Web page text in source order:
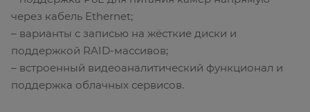
через кабель Ethernet;
– варианты с записью на жёсткие диски и
поддержкой RAID-массивов;
– встроенный видеоаналитический функционал и
поддержка облачных сервисов.